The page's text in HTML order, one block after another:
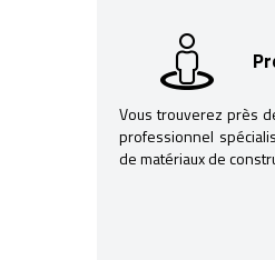
Vous trouverez près
professionnel
de matériaux de